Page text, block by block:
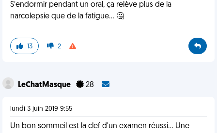
S’endormir pendant un oral, ça relève plus de la
narcolepsie que de la fatigue... 🤔
13 2
LeChatMasque 28
lundi 3 juin 2019 9:55
Un bon sommeil est la clef d'un examen réussi... Une